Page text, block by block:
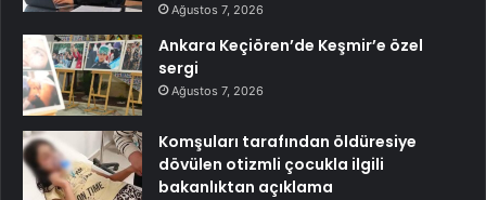
Ağustos 7, 2026
Ankara Keçiören’de Keşmir’e özel
sergi
Ağustos 7, 2026
Komşuları tarafından öldüresiye
dövülen otizmli çocukla ilgili
bakanlıktan açıklama